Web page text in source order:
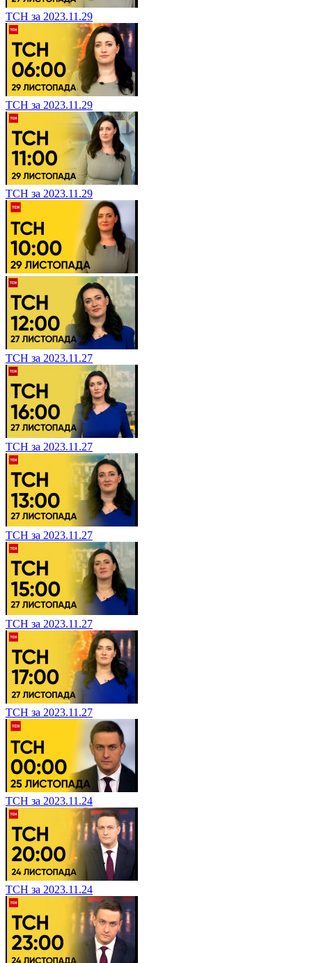
ТСН за 2023.11.29
ТСН за 2023.11.29
ТСН за 2023.11.29
ТСН за 2023.11.27
ТСН за 2023.11.27
ТСН за 2023.11.27
ТСН за 2023.11.27
ТСН за 2023.11.27
ТСН за 2023.11.24
ТСН за 2023.11.24